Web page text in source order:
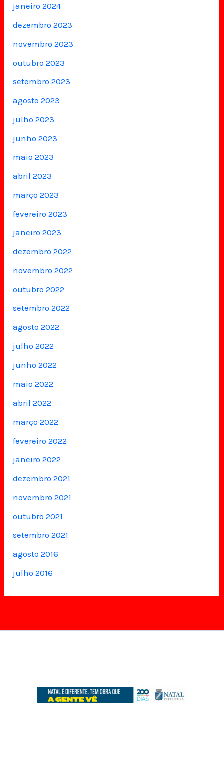
janeiro 2024
dezembro 2023
novembro 2023
outubro 2023
setembro 2023
agosto 2023
julho 2023
junho 2023
maio 2023
abril 2023
março 2023
fevereiro 2023
janeiro 2023
dezembro 2022
novembro 2022
outubro 2022
setembro 2022
agosto 2022
julho 2022
junho 2022
maio 2022
abril 2022
março 2022
fevereiro 2022
janeiro 2022
dezembro 2021
novembro 2021
outubro 2021
setembro 2021
agosto 2016
julho 2016